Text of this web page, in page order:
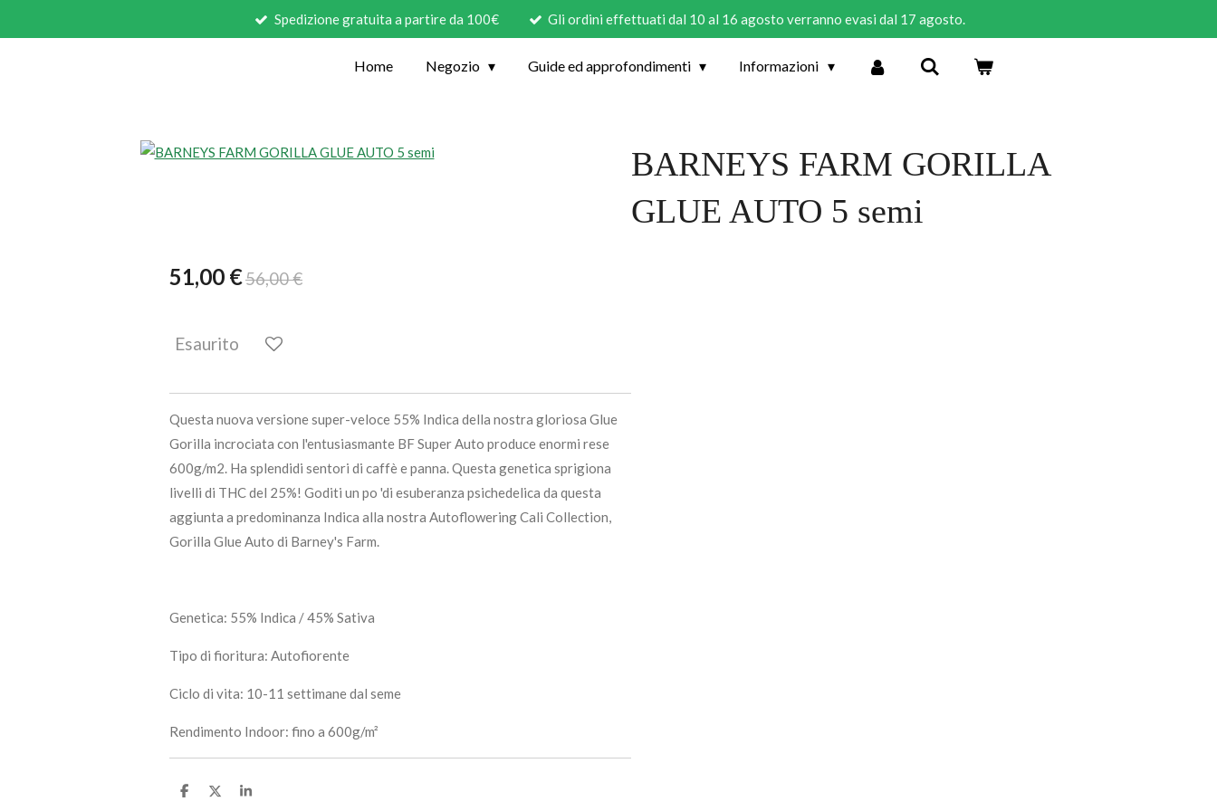
Spedizione gratuita a partire da 100€ Gli ordini effettuati dal 10 al 16 agosto verranno evasi dal 17 agosto.
Home Negozio Guide ed approfondimenti Informazioni
BARNEYS FARM GORILLA
GLUE AUTO 5 semi
51,00 €56,00 €
Esaurito
Questa nuova versione super-veloce 55% Indica della nostra gloriosa Glue
Gorilla incrociata con l'entusiasmante BF Super Auto produce enormi rese
600g/m2. Ha splendidi sentori di caffè e panna. Questa genetica sprigiona
livelli di THC del 25%! Goditi un po 'di esuberanza psichedelica da questa
aggiunta a predominanza Indica alla nostra Autoflowering Cali Collection,
Gorilla Glue Auto di Barney's Farm.
Genetica: 55% Indica / 45% Sativa
Tipo di fioritura: Autofiorente
Ciclo di vita: 10-11 settimane dal seme
Rendimento Indoor: fino a 600g/m²
C
C
C